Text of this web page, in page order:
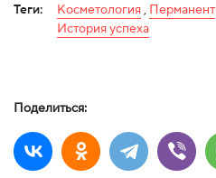
Теги: Косметология, Перманент
История успеха
Поделиться: